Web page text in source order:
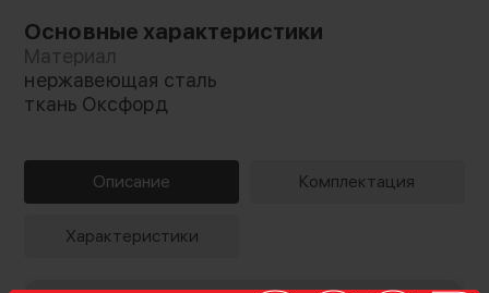
Основные характеристики
Материал
нержавеющая сталь
ткань Оксфорд
Описание Комплектация
Характеристики